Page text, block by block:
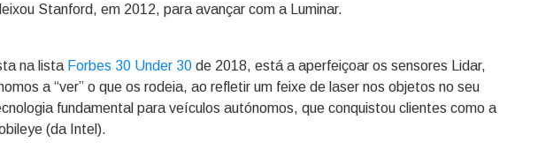
Stanford, em 2012, para avançar com a Luminar.
na lista Forbes 30 Under 30 de 2018, está a aperfeiçoar os sensores Lidar,
a “ver” o que os rodeia, ao refletir um feixe de laser nos objetos no seu
fundamental para veículos autónomos, que conquistou clientes como a
(da Intel).